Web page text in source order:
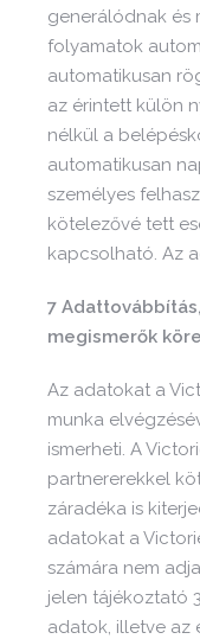
generálódnak és
folyamatok
automatikusan
az érintett külön
nélkül a
automatikusan
személyes
kötelezővé tett
kapcsolható. Az
7
megismerők köre
Az adatokat a
munka
ismerheti. A
partnererekkel
záradéka is
adatokat a
számára nem
jelen tájékoztató
adatok, illetve az